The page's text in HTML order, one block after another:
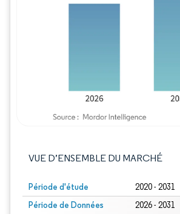
VUE D’ENSEMBLE DU MARCHÉ
Période d'étude 2020 - 2031
Période de Données
2026 - 2031